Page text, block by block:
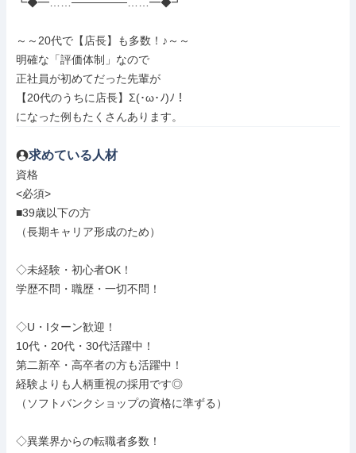
～～20代で【店長】も多数！♪～～
明確な「評価体制」なので
正社員が初めてだった先輩が
【20代のうちに店長】Σ(･ω･ﾉ)ﾉ！
になった例もたくさんあります。
求めている人材
資格
<必須>
■39歳以下の方
（長期キャリア形成のため）
◇未経験・初心者OK！
学歴不問・職歴・一切不問！
◇U・Iターン歓迎！
10代・20代・30代活躍中！
第二新卒・高卒者の方も活躍中！
経験よりも人柄重視の採用です◎
（ソフトバンクショップの資格に準ずる）
◇異業界からの転職者多数！